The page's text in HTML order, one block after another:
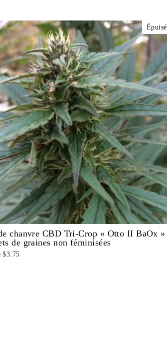
Épuisé
chanvre CBD Tri-Crop « Otto II BaOx »
de graines non féminisées
$3.75